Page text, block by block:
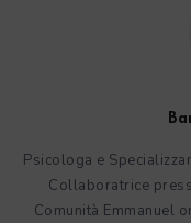
Psicologa e
Collaboratrice
Comunità Emmanuel